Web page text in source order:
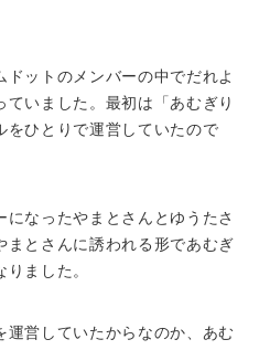
ットのメンバーの中でだれよ
いました。最初は「あむぎり
をひとりで運営していたので
なったやまとさんとゆうたさ
まとさんに誘われる形であむぎ
ました。
運営していたからなのか、あむ